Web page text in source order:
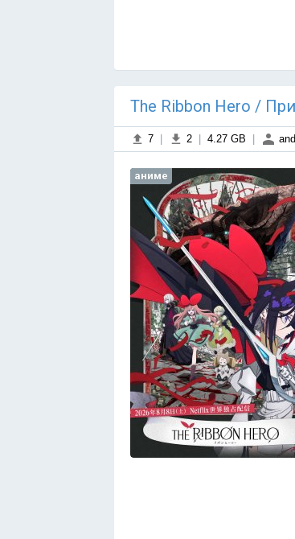
The Ribbon Hero /
7 2 4.27 GB
аниме